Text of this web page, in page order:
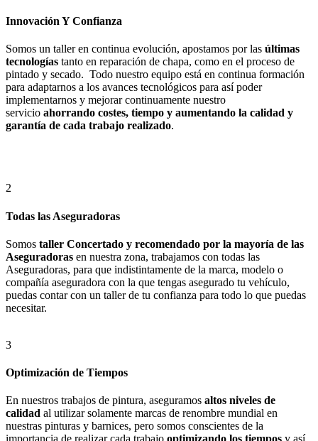
Innovación Y Confianza
Somos un taller en continua evolución, apostamos por las últimas
tecnologías tanto en reparación de chapa, como en el proceso de
pintado y secado. Todo nuestro equipo está en continua formación
para adaptarnos a los avances tecnológicos para así poder
implementarnos y mejorar continuamente nuestro
servicio ahorrando costes, tiempo y aumentando la calidad y
garantía de cada trabajo realizado.
2
Todas las Aseguradoras
Somos taller Concertado y recomendado por la mayoría de las
Aseguradoras en nuestra zona, trabajamos con todas las
Aseguradoras, para que indistintamente de la marca, modelo o
compañía aseguradora con la que tengas asegurado tu vehículo,
puedas contar con un taller de tu confianza para todo lo que puedas
necesitar.
3
Optimización de Tiempos
En nuestros trabajos de pintura, aseguramos altos niveles de
calidad al utilizar solamente marcas de renombre mundial en
nuestras pinturas y barnices, pero somos conscientes de la